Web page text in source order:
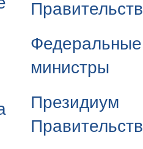
Федеральные
министры
Президиум